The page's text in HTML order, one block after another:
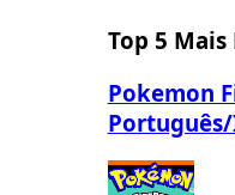
Top 5 Mais
Pokemon